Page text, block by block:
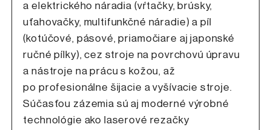
a elektrického náradia (vŕtačky, brúsky,
uťahovačky, multifunkčné náradie) a píl
(kotúčové, pásové, priamočiare aj japonské
ručné pílky), cez stroje na povrchovú úpravu
a nástroje na prácu s kožou, až
po profesionálne šijacie a vyšívacie stroje.
Súčasťou zázemia sú aj moderné výrobné
technológie ako laserové rezačky